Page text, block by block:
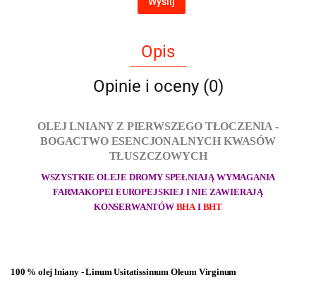
Opis
Opinie i oceny (0)
OLEJ LNIANY Z PIERWSZEGO TŁOCZENIA -
BOGACTWO ESENCJONALNYCH KWASÓW
TŁUSZCZOWYCH
WSZYSTKIE OLEJE DROMY SPEŁNIAJĄ WYMAGANIA
FARMAKOPEI EUROPEJSKIEJ I NIE ZAWIERAJĄ
KONSERWANTÓW BHAI BHT
100 % olej lniany - Linum Usitatissimum Oleum Virginum